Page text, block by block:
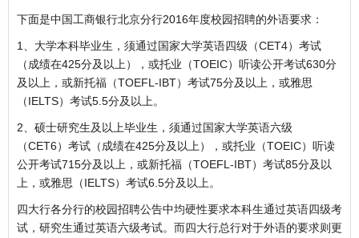
下面是中国工商银行北京分行2016年度校园招聘的外语要求：
1、大学本科毕业生，须通过国家大学英语四级（CET4）考试
（成绩在425分及以上），或托业（TOEIC）听读公开考试630分
及以上，或新托福（TOEFL-IBT）考试75分及以上，或雅思
（IELTS）考试5.5分及以上。
2、硕士研究生及以上毕业生，须通过国家大学英语六级
（CET6）考试（成绩在425分及以上），或托业（TOEIC）听读
公开考试715分及以上，或新托福（TOEFL-IBT）考试85分及以
上，或雅思（IELTS）考试6.5分及以上。
四大行各分行的校园招聘公告中均硬性要求本科生通过英语四级考
试，研究生通过英语六级考试。而四大行总行对于外语的要求则更